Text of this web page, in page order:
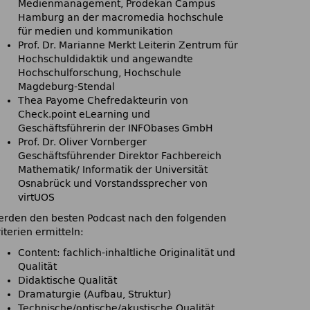
Medienmanagement, Prodekan Campus
Hamburg an der macromedia hochschule
für medien und kommunikation
Prof. Dr. Marianne Merkt Leiterin Zentrum für
Hochschuldidaktik und angewandte
Hochschulforschung, Hochschule
Magdeburg-Stendal
Thea Payome Chefredakteurin von
Check.point eLearning und
Geschäftsführerin der INFObases GmbH
Prof. Dr. Oliver Vornberger
Geschäftsführender Direktor Fachbereich
Mathematik/ Informatik der Universität
Osnabrück und Vorstandssprecher von
virtUOS
den besten Podcast nach den folgenden
ermitteln:
Content: fachlich-inhaltliche Originalität und
Qualität
Didaktische Qualität
Dramaturgie (Aufbau, Struktur)